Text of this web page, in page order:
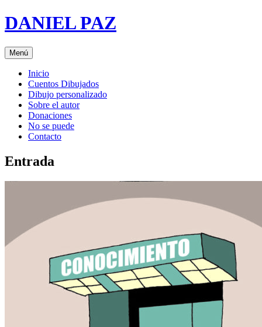
Saltar
al
DANIEL PAZ
Menú
Inicio
Cuentos Dibujados
Dibujo personalizado
Sobre el autor
Donaciones
No se puede
Contacto
Entrada